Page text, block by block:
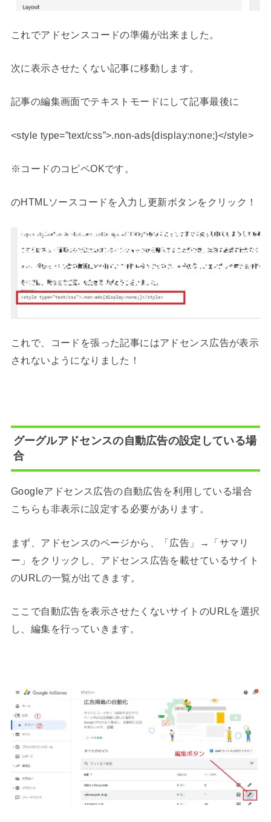
これでアドセンスコードの準備が出来ました。
次に表示させたくない記事に移動します。
記事の編集画面でテキストモードにして記事最後に
<style type=”text/css”>.non-ads{display:none;}</style>
※コードのコピペOKです。
のHTMLソースコードを入力し更新ボタンをクリック！
これで、コードを張った記事にはアドセンス広告が表示
されないようになりました！
グーグルアドセンスの自動広告の設定している場
合
Googleアドセンス広告の自動広告を利用している場合
こちらも非表示に設定する必要があります。
まず、アドセンスのページから、「広告」→「サマリ
ー」をクリックし、アドセンス広告を載せているサイト
のURLの一覧が出てきます。
ここで自動広告を表示させたくないサイトのURLを選択
し、編集を行っていきます。